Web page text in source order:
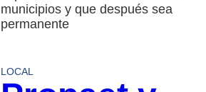
municipios y que después sea
permanente
LOCAL